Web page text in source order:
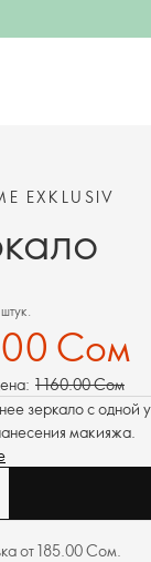
EXKLUSIV
Сом
1 160.00 Сом
зеркало с
макияжа.
от 185.00 Сом.